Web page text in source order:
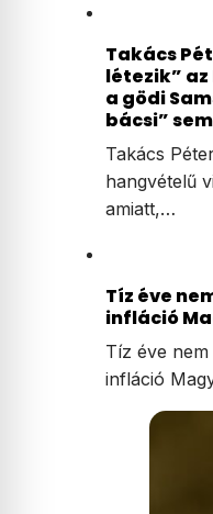
Takács
létezik”
a gödi
bácsi” sem
Takács
hangvételű
amiatt,…
Tíz éve
infláció
Tíz éve
infláció